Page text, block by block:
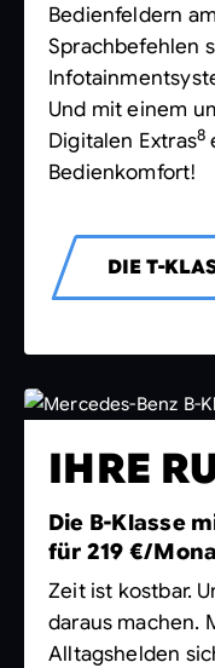
Bedienfeldern
Sprachbefehlen
Und mit einem
Digitalen Extras8
Bedienkomfort!
DIE T-
IHRE
Die B-Klasse
für 219 €/
Zeit ist kostbar.
daraus machen.
Alltagshelden